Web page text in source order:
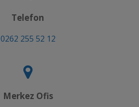
Telefon
0262 255 52 12
Merkez Ofis